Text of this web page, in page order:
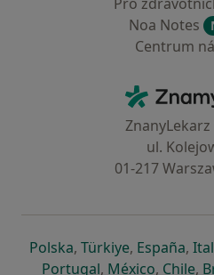
Noa Notes
Centrum
ZnanyLekarz
ul.
01-217
Polskase otevře v nové
, Türkiyese otevře v
, Españase
,
Portugalse otevře v nové
, Méxicose
, Chilese
,